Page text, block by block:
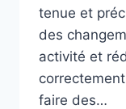
tenue et
des
activité et
faire des…